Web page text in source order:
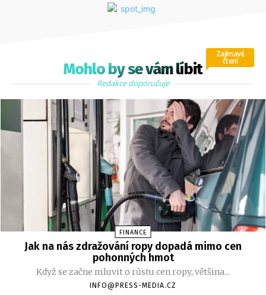
Mohlo by se vám líbit
Zajímavé
čtení
Redakce doporučuje
FINANCE
Jak na nás zdražování ropy dopadá mimo cen
pohonných hmot
Když se začne mluvit o růstu cen ropy, většina...
INFO@PRESS-MEDIA.CZ